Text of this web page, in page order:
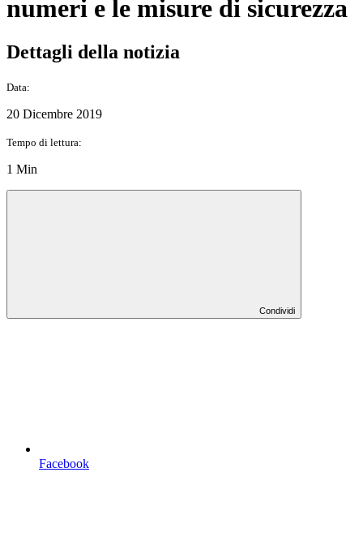
numeri e le misure di sicurezza
Dettagli della notizia
Data:
20 Dicembre 2019
Tempo di lettura:
1 Min
Condividi
Facebook